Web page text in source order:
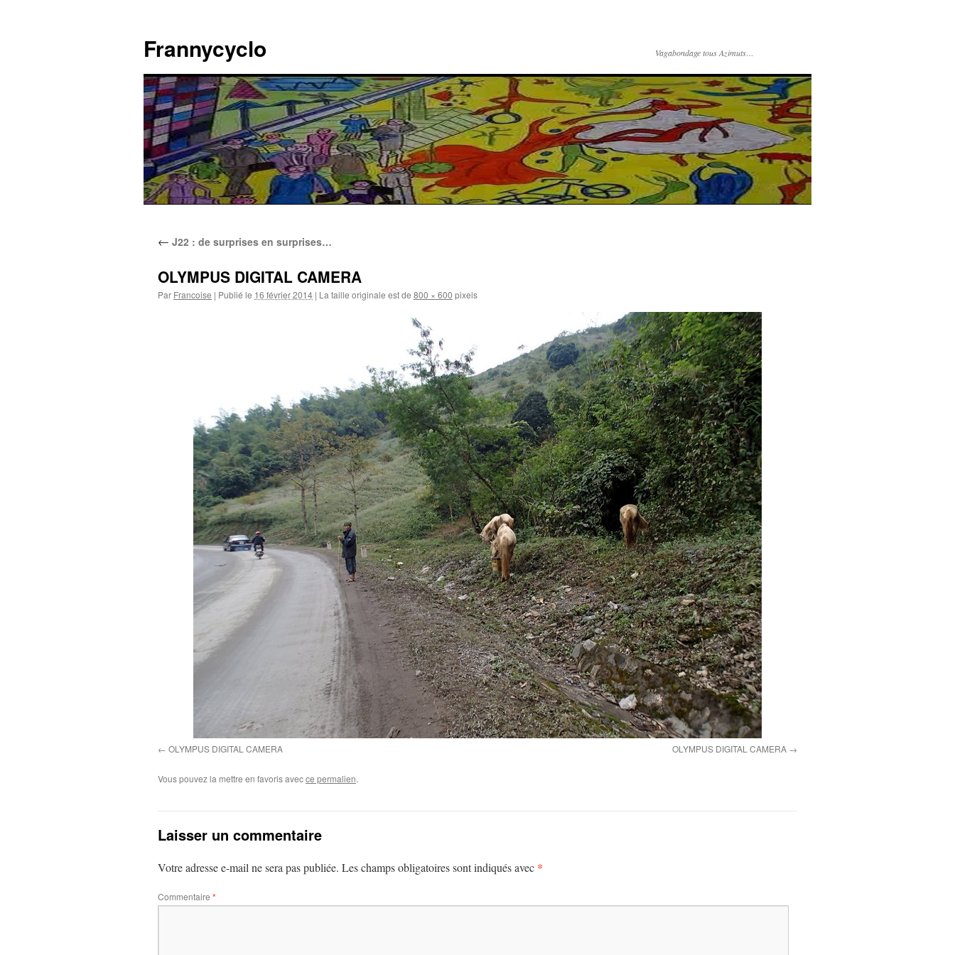
contenu
Frannycyclo Vagabondage tous Azimuts…
← J22 : de surprises en surprises…
OLYMPUS DIGITAL CAMERA
Par Francoise | Publié le 16 février 2014 | La taille originale est de 800 × 600 pixels
OLYMPUS DIGITAL CAMERA OLYMPUS DIGITAL CAMERA
Vous pouvez la mettre en favoris avecce permalien.
Laisser un commentaire
Votre adresse e-mail ne sera pas publiée. Les champs obligatoires sont indiqués avec *
Commentaire *